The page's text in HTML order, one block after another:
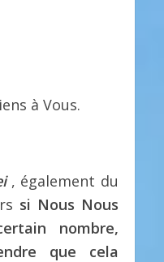
à Vous.
, également du
si Nous Nous
nombre,
que cela